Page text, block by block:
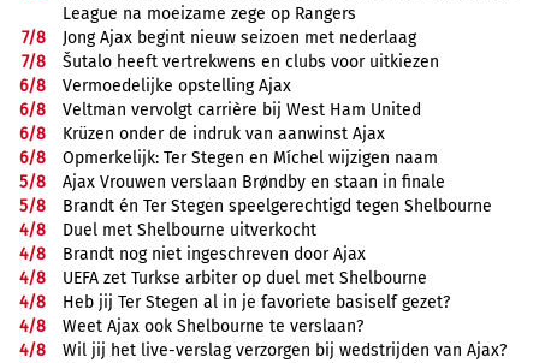
League na moeizame zege op Rangers
7/8
Jong Ajax begint nieuw seizoen met nederlaag
7/8
Šutalo heeft vertrekwens en clubs voor uitkiezen
6/8
Vermoedelijke opstelling Ajax
6/8
Veltman vervolgt carrière bij West Ham United
6/8
Krüzen onder de indruk van aanwinst Ajax
6/8
Opmerkelijk: Ter Stegen en Míchel wijzigen naam
5/8
Ajax Vrouwen verslaan Brøndby en staan in finale
5/8
Brandt én Ter Stegen speelgerechtigd tegen Shelbourne
4/8
Duel met Shelbourne uitverkocht
4/8
Brandt nog niet ingeschreven door Ajax
4/8
UEFA zet Turkse arbiter op duel met Shelbourne
4/8
Heb jij Ter Stegen al in je favoriete basiself gezet?
4/8
Weet Ajax ook Shelbourne te verslaan?
4/8
Wil jij het live-verslag verzorgen bij wedstrijden van Ajax?